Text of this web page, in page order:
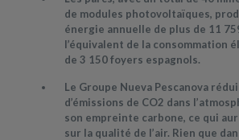
de modules photovoltaïques,
énergie annuelle de plus de 11
l’équivalent de la consommation
de 3 150 foyers espagnols.
Le Groupe Nueva Pescanova
d’émissions de CO2 dans
son empreinte carbone, ce qui
sur la qualité de l’air. Rien que